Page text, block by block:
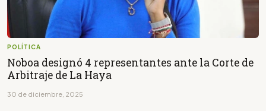
POLÍTICA
Noboa designó 4 representantes ante la Corte de
Arbitraje de La Haya
30 de diciembre, 2025